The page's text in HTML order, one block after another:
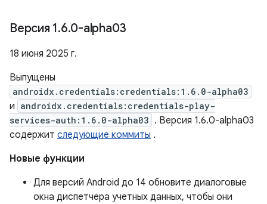
Версия 1.6.0-alpha03
18 июня 2025 г.
Выпущены
androidx.credentials:credentials:1.6.0-alpha03
и androidx.credentials:credentials-play-
services-auth:1.6.0-alpha03 . Версия 1.6.0-alpha03
содержит следующие коммиты .
Новые функции
Для версий Android до 14 обновите диалоговые
окна диспетчера учетных данных, чтобы они